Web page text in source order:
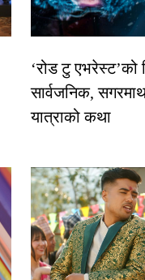
‘रोड टु एभरेस्ट’को
सार्वजनिक,
यात्राको कथा